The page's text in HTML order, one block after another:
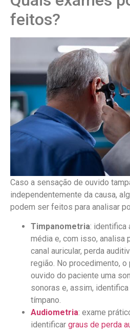
feitos?
Caso a sensação de ouvido
independentemente da causa,
podem ser feitos para analisar
Timpanometria: identifica
média e, com isso,
canal auricular, perda
região. No procedimento,
ouvido do paciente uma
sonoras e, assim,
tímpano.
Audiometria: exame
identificar graus de perda